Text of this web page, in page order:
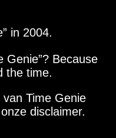
in 2004.
Genie ? Because
the time.
Time Genie
disclaimer.